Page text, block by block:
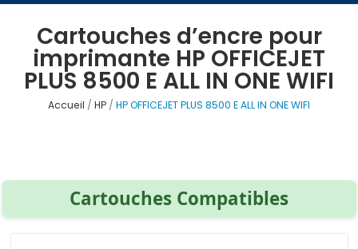
Cartouches d’encre pour
imprimante HP OFFICEJET
PLUS 8500 E ALL IN ONE WIFI
Accueil HP HP OFFICEJET PLUS 8500 E ALL IN ONE WIFI
Cartouches Compatibles